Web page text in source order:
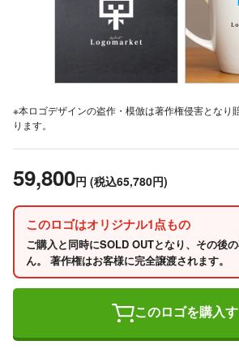
※本ロゴデザインの盗作・模倣は著作権侵害となり
ります。
59,800円 (税込65,780円)
このロゴはオリジナル1点もの
ご購入と同時にSOLD OUTとなり、その後
ん。 著作権はお客様に完全譲渡されます。
このロゴを購入